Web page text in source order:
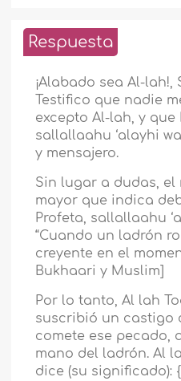
Respuesta
¡Alabado sea Al-
Testifico que nadie
excepto Al-lah, y que
sallallaahu ‘alayhi
y mensajero.
Sin lugar a dudas, el
mayor que indica
Profeta, sallallaahu
“Cuando un ladrón
creyente en el
Bukhaari y Muslim]
Por lo tanto, Al lah
suscribió un castigo
comete ese pecado,
mano del ladrón. Al
dice (su significado):